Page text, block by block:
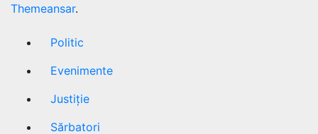
Themeansar.
Politic
Evenimente
Justiție
Sărbatori